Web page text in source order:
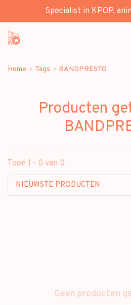
Specialist in KPOP,
Home Tags BANDPRESTO
Producten
Toon 1 - 0 van 0
NIEUWSTE PRODUCTEN
Geen producten